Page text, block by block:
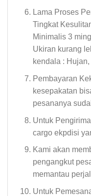
Lama Proses
Tingkat
Minimalis 3
Ukiran kurang
kendala :
Pembayaran
kesepakatan
pesananya
Untuk
cargo ekpdisi
Kami akan
pengangkut
memantau
Untuk